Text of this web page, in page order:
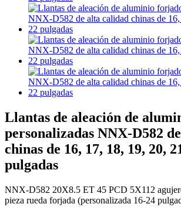
Llantas de aleación de
personalizadas NNX-D582
chinas de 16, 17, 18, 19, 20,
pulgadas
NNX-D582 20X8.5 ET 45 PCD 5X112
pieza rueda forjada (personalizada 16-24